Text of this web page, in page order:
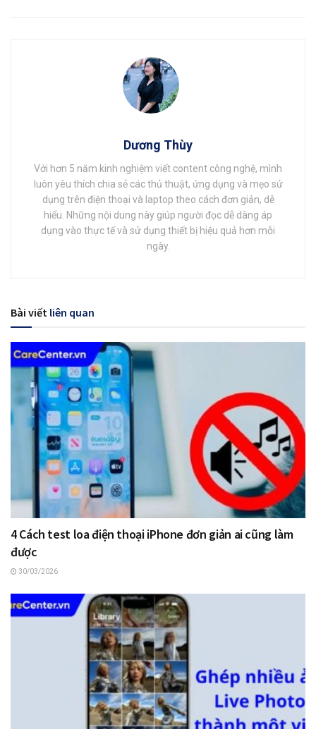
Dương Thùy
Với hơn 5 năm kinh nghiệm viết content công nghệ, mình
luôn yêu thích chia sẻ các thủ thuật, ứng dụng và mẹo sử
dụng trên điện thoại và laptop theo cách đơn giản, dễ
hiểu. Những nội dung này giúp người đọc dễ dàng áp
dụng vào thực tế và sử dụng thiết bị hiệu quả hơn mỗi
ngày.
Bài viết liên quan
4 Cách test loa điện thoại iPhone đơn giản ai cũng làm
được
30/03/2026